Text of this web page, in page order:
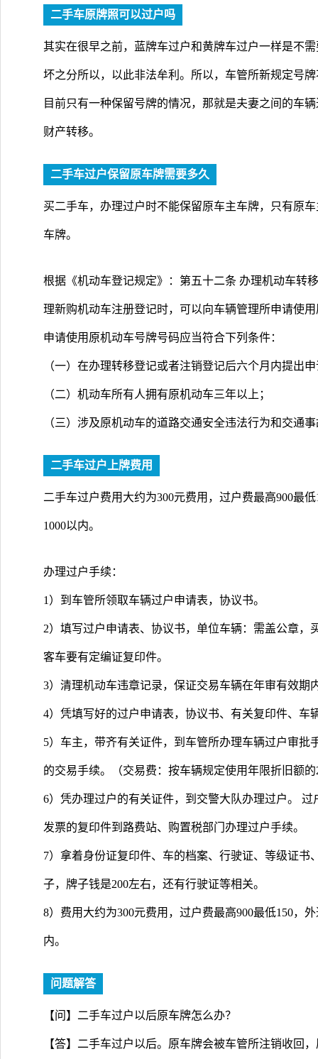
二手车原牌照可以过户吗
其实在很早之前，蓝牌车过户和黄牌车过户一样是不
坏之分所以，以此非法牟利。所以，车管所新规定号
目前只有一种保留号牌的情况，那就是夫妻之间的车
财产转移。
二手车过户保留原车牌需要多久
买二手车，办理过户时不能保留原车主车牌，只有原
车牌。
根据《机动车登记规定》：第五十二条 办理机动车转
理新购机动车注册登记时，可以向车辆管理所申请使
申请使用原机动车号牌号码应当符合下列条件：
（一）在办理转移登记或者注销登记后六个月内提出
（二）机动车所有人拥有原机动车三年以上；
（三）涉及原机动车的道路交通安全违法行为和交通
二手车过户上牌费用
二手车过户费用大约为300元费用，过户费最高900最
1000以内。
办理过户手续：
1）到车管所领取车辆过户申请表，协议书。
2）填写过户申请表、协议书，单位车辆：需盖公章
客车要有定编证复印件。
3）清理机动车违章记录，保证交易车辆在年审有效期
4）凭填写好的过户申请表，协议书、有关复印件、车
5）车主，带齐有关证件，到车管所办理车辆过户审
的交易手续。（交易费：按车辆规定使用年限折旧额的
6）凭办理过户的有关证件，到交警大队办理过户。
发票的复印件到路费站、购置税部门办理过户手续。
7）拿着身份证复印件、车的档案、行驶证、等级证书
子，牌子钱是200左右，还有行驶证等相关。
8）费用大约为300元费用，过户费最高900最低150，
内。
问题解答
【问】二手车过户以后原车牌怎么办？
【答】二手车过户以后。原车牌会被车管所注销收回